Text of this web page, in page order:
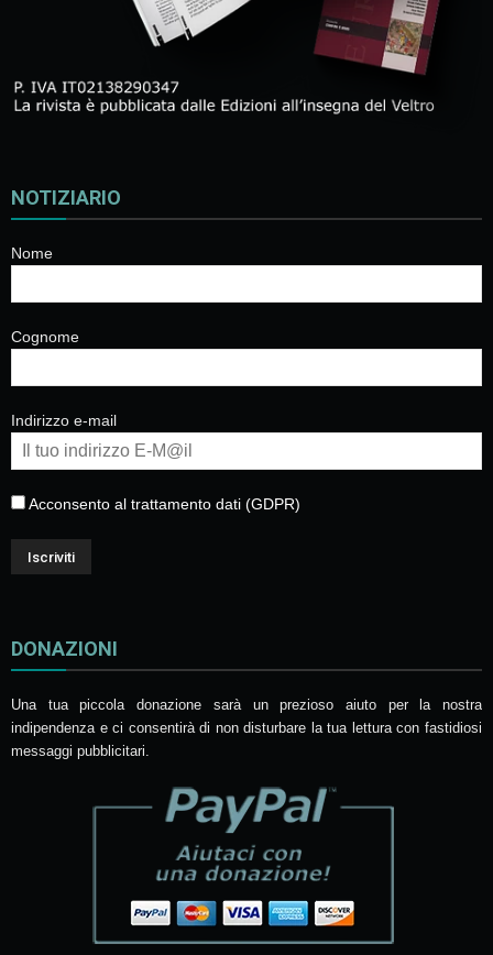
NOTIZIARIO
Nome
Cognome
Indirizzo e-mail
Acconsento al trattamento dati (GDPR)
DONAZIONI
Una tua piccola donazione sarà un prezioso aiuto per la nostra
indipendenza e ci consentirà di non disturbare la tua lettura con fastidiosi
messaggi pubblicitari.